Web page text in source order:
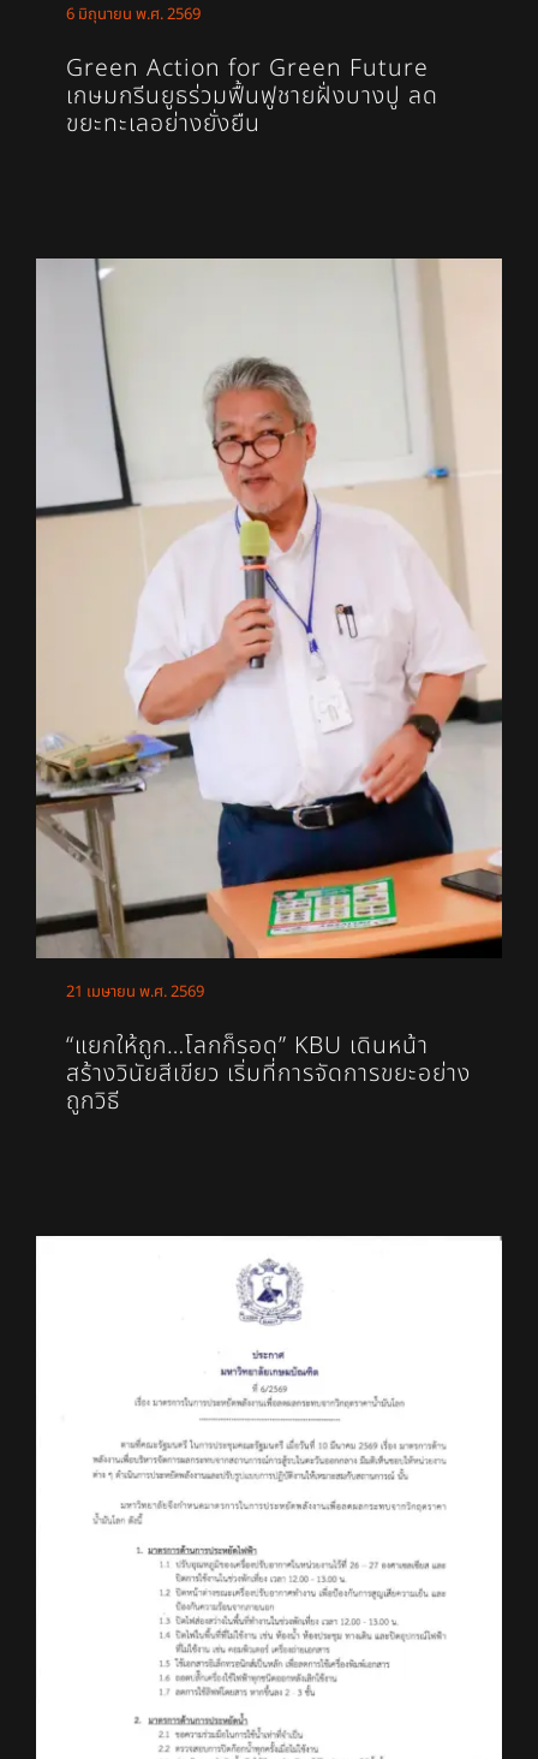
6 มิถุนายน พ.ศ. 2569
Green Action for Green Future
เกษมกรีนยูธร่วมฟื้นฟูชายฝั่งบางปู ลด
ขยะทะเลอย่างยั่งยืน
21 เมษายน พ.ศ. 2569
“แยกให้ถูก…โลกก็รอด” KBU เดินหน้า
สร้างวินัยสีเขียว เริ่มที่การจัดการขยะอย่าง
ถูกวิธี